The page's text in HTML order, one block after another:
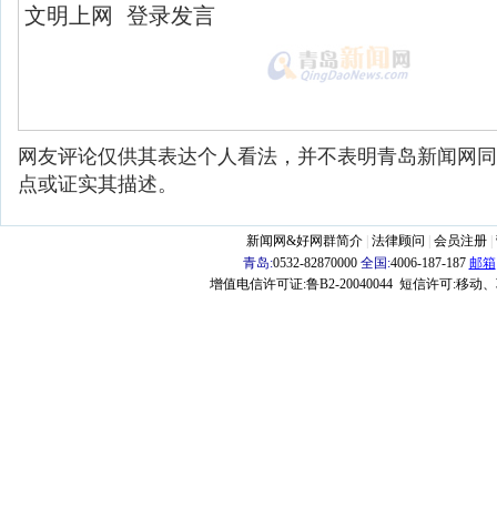
网友评论仅供其表达个人看法，并不表明青岛新闻网
点或证实其描述。